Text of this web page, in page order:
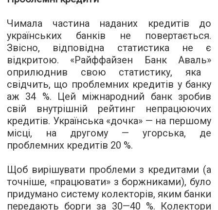
Чимала частина наданих кредитів до
українських банків не повертається.
Звісно, відповідна статистика не є
відкритою. «Райффайзен Банк Аваль»
оприлюднив свою статистику, яка
свідчить, що проблемних кредитів у банку
аж 34 %. Цей міжнародний банк зробив
свій внутрішній рейтинг непрацюючих
кредитів. Українська «дочка» — на першому
місці, на другому — угорська, де
проблемних кредитів 20 %.
Щоб вирішувати проблеми з кредитами (а
точніше, «працювати»з боржниками), було
придумано систему колекторів, яким банки
передають борги за 30—40 %. Колектори